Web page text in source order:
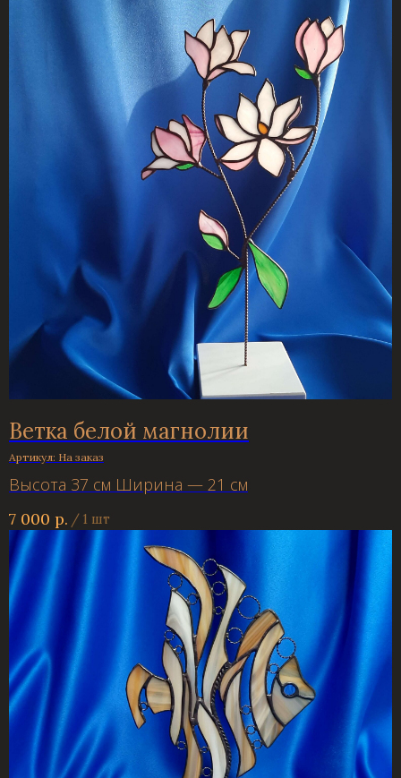
Ветка белой магнолии
Артикул: На заказ
Высота 37 см Ширина — 21 см
7 000 р. / 1 шт